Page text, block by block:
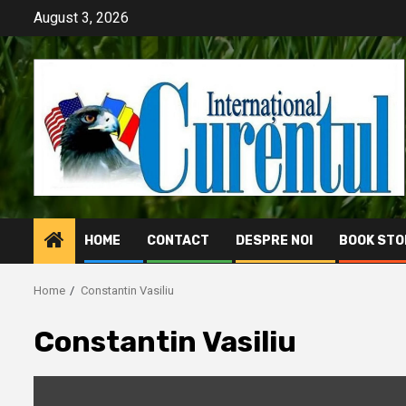
content
August 3, 2026
HOME CONTACT DESPRE NOI BOOK
Home Constantin Vasiliu
Constantin Vasiliu